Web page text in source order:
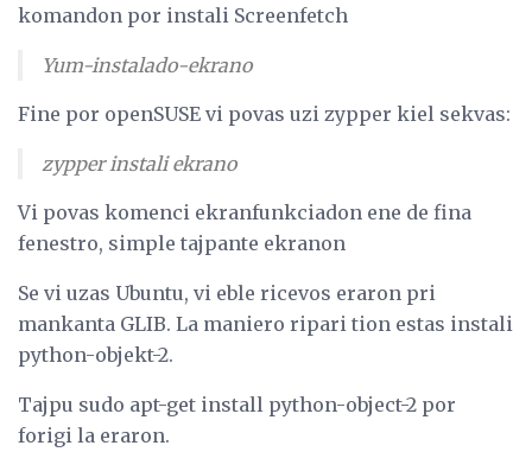
komandon por instali Screenfetch
Yum-instalado-ekrano
Fine por openSUSE vi povas uzi zypper kiel sekvas:
zypper instali ekrano
Vi povas komenci ekranfunkciadon ene de fina
fenestro, simple tajpante ekranon
Se vi uzas Ubuntu, vi eble ricevos eraron pri
mankanta GLIB. La maniero ripari tion estas instali
python-objekt-2.
Tajpu sudo apt-get install python-object-2 por
forigi la eraron.